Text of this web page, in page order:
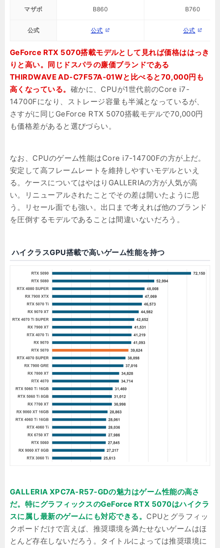
マザボ B860 B760
公式 公式 公式
GeForce RTX 5070搭載モデルとして見れば価格ははっき
りと高い。同じドスパラの廉価ブランドである
THIRDWAVE AD-C7F57A-01Wと比べると70,000円も
高くなっている。 確かに、CPUが1世代前のCore i7-
14700Fになり、ストレージ容量も半減となっているが、
さすがに同じGeForce RTX 5070搭載モデルで70,000円
も価格差があると選びづらい。
なお、CPUのゲーム性能はCore i7-14700Fの方が上だ。
安定して高フレームレートを維持しやすいモデルといえ
る。ケースについてはやはりGALLERIAの方が人気が高
い。リニューアルされたことでその差は開いたように思
う。リセール面でも強い。出口まで考えれば他のブランド
を圧倒するモデルであることは間違いないだろう。
ハイクラスGPU搭載で高いゲーム性能を持つ
GALLERIA XPC7A-R57-GDの魅力はゲーム性能の高さ
だ。特にグラフィックスのGeForce RTX 5070はハイクラ
スに属し最新のゲームにも対応できる。 CPUとグラフィッ
クボードだけで言えば、推奨環境を満たせないゲームはほ
とんど存在しないだろう。タイトルによっては推奨環境に